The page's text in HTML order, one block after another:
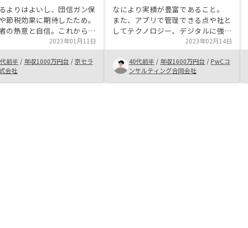
よりはよいし、団信ガン保
節税効果に期待したため。
の熱意と自信。これからま
されるであろう貴社への期
と比較して金額的メリット
た。検討されている方は1度
れた方が良いと思います。
書に火災保険額を概算で入
2023年01月11日
前半 / 年収1000万円台 /京セラ
会社
なにより実績が豊富であること。
また、アプリで管理できる点や社と
してテクノロジー、デジタルに強み
がある点が不動産会社の中で差別化
されており今後のデジタル社会の中
でも成長する会社だと感じたため。
その他、担当者の質、組織的に整備
された事務手続きのフローなど、リ
2023年02月14日
40代前半 / 年収1600万円台 /PwCコ
ンサルティング合同会社